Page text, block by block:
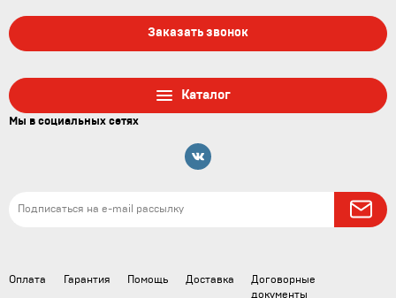
Заказать звонок
Каталог
Мы в социальных сетях
Оплата Гарантия Помощь Доставка
Договорные
документы